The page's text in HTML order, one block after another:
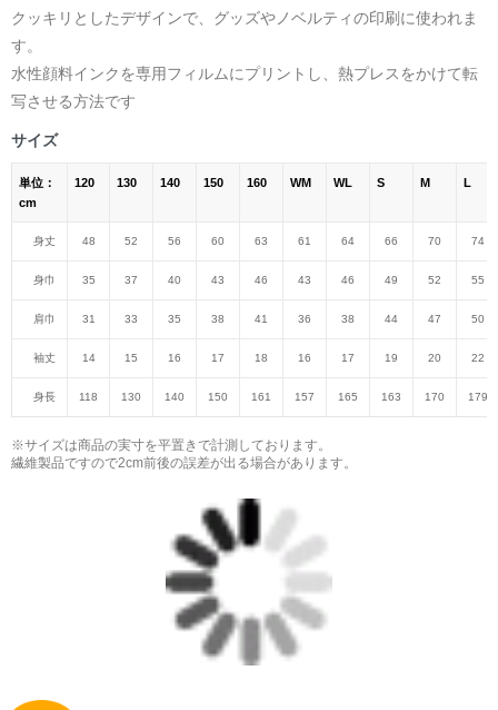
クッキリとしたデザインで、グッズやノベルティの印刷に使われま
す。
水性顔料インクを専用フィルムにプリントし、熱プレスをかけて転
写させる方法です
サイズ
単位：
cm
120 130 140 150 160 WM WL S M L
身丈 48 52 56 60 63 61 64 66 70 74
身巾 35 37 40 43 46 43 46 49 52 55
肩巾 31 33 35 38 41 36 38 44 47 50
袖丈 14 15 16 17 18 16 17 19 20 22
身長 118 130 140 150 161 157 165 163 170 179
※サイズは商品の実寸を平置きで計測しております。
繊維製品ですので2cm前後の誤差が出る場合があります。